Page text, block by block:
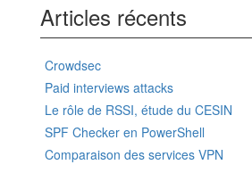
Articles récents
Crowdsec
Paid interviews attacks
Le rôle de RSSI, étude du CESIN
SPF Checker en PowerShell
Comparaison des services VPN